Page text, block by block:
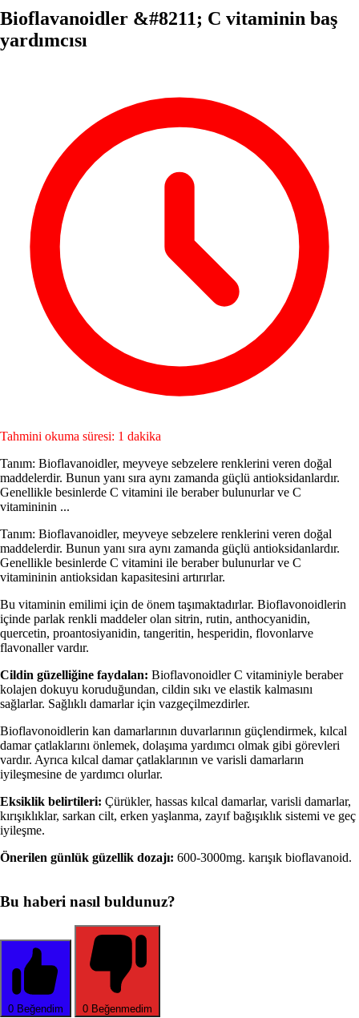
Bioflavanoidler &#8211; C vitaminin baş
yardımcısı
Tahmini okuma süresi: 1 dakika
Tanım: Bioflavanoidler, meyveye sebzelere renklerini veren doğal
maddelerdir. Bunun yanı sıra aynı zamanda güçlü antioksidanlardır.
Genellikle besinlerde C vitamini ile beraber bulunurlar ve C
vitamininin ...
Tanım: Bioflavanoidler, meyveye sebzelere renklerini veren doğal
maddelerdir. Bunun yanı sıra aynı zamanda güçlü antioksidanlardır.
Genellikle besinlerde C vitamini ile beraber bulunurlar ve C
vitamininin antioksidan kapasitesini artırırlar.
Bu vitaminin emilimi için de önem taşımaktadırlar. Bioflavonoidlerin
içinde parlak renkli maddeler olan sitrin, rutin, anthocyanidin,
quercetin, proantosiyanidin, tangeritin, hesperidin, flovonlarve
flavonaller vardır.
Cildin güzelliğine faydalan: Bioflavonoidler C vitaminiyle beraber
kolajen dokuyu koruduğundan, cildin sıkı ve elastik kalmasını
sağlarlar. Sağlıklı damarlar için vazgeçilmezdirler.
Bioflavonoidlerin kan damarlarının duvarlarının güçlendirmek, kılcal
damar çatlaklarını önlemek, dolaşıma yardımcı olmak gibi görevleri
vardır. Ayrıca kılcal damar çatlaklarının ve varisli damarların
iyileşmesine de yardımcı olurlar.
Eksiklik belirtileri: Çürükler, hassas kılcal damarlar, varisli damarlar,
kırışıklıklar, sarkan cilt, erken yaşlanma, zayıf bağışıklık sistemi ve geç
iyileşme.
Önerilen günlük güzellik dozajı: 600-3000mg. karışık bioflavanoid.
Bu haberi nasıl buldunuz?
0 Beğendim 0 Beğenmedim